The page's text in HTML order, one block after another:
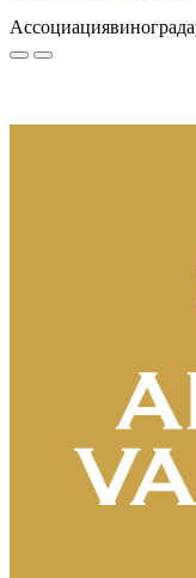
Ассоциация